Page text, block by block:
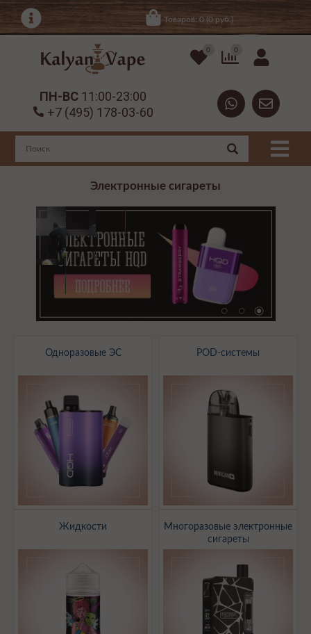
Товаров: 0 (0 руб.)
0 0
ПН-ВС 11:00-23:00
+7 (495) 178-03-60
Электронные сигареты
Одноразовые ЭС POD-системы
Жидкости
Многоразовые электронные
сигареты